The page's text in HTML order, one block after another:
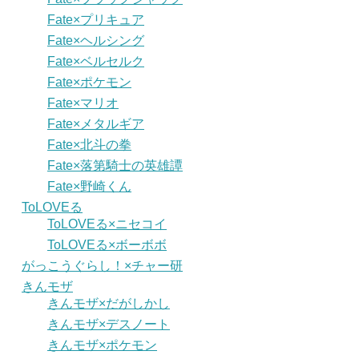
Fate×プリキュア
Fate×ヘルシング
Fate×ベルセルク
Fate×ポケモン
Fate×マリオ
Fate×メタルギア
Fate×北斗の拳
Fate×落第騎士の英雄譚
Fate×野崎くん
ToLOVEる
ToLOVEる×ニセコイ
ToLOVEる×ボーボボ
がっこうぐらし！×チャー研
きんモザ
きんモザ×だがしかし
きんモザ×デスノート
きんモザ×ポケモン